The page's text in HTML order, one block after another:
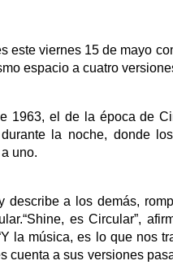
este viernes 15 de mayo
espacio a cuatro
1963, el de la época de
la noche, donde
uno.
a los demás,
es Circular”,
la música, es lo que nos
cuenta a sus versiones